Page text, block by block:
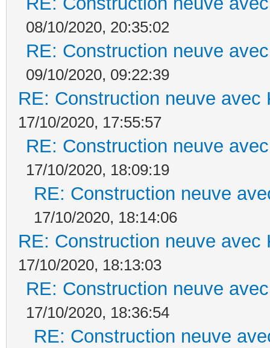
08/10/2020, 20:35:02
RE: Construction neuve
09/10/2020, 09:22:39
RE: Construction neuve avec
17/10/2020, 17:55:57
RE: Construction neuve
17/10/2020, 18:09:19
RE: Construction neuve
17/10/2020, 18:14:06
RE: Construction neuve avec
17/10/2020, 18:13:03
RE: Construction neuve
17/10/2020, 18:36:54
RE: Construction neuve